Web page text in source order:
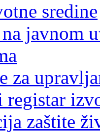
sredine
javnom
za
zaštite